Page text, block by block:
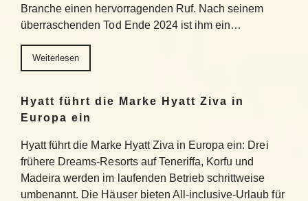
Branche einen hervorragenden Ruf. Nach seinem
überraschenden Tod Ende 2024 ist ihm ein…
Weiterlesen
Hyatt führt die Marke Hyatt Ziva in
Europa ein
Hyatt führt die Marke Hyatt Ziva in Europa ein: Drei
frühere Dreams-Resorts auf Teneriffa, Korfu und
Madeira werden im laufenden Betrieb schrittweise
umbenannt. Die Häuser bieten All-inclusive-Urlaub für